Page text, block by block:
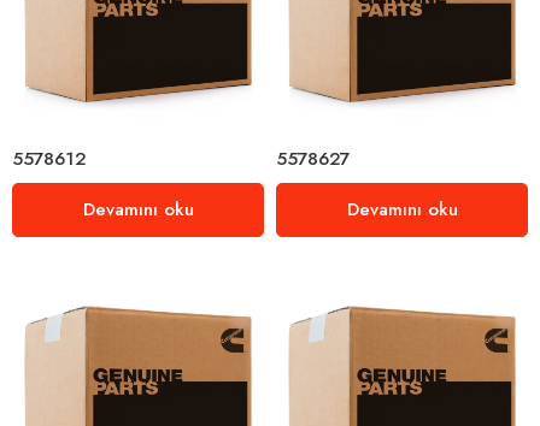
5578612
Devamını oku
5578627
Devamını oku